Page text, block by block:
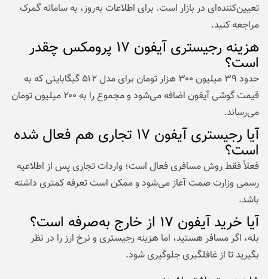
تعیین‌کننده‌ای در بازار است. برای اطلاعات به‌روز، به سامانه گمرک
مراجعه کنید.
هزینه رجیستری آیفون ۱۷ پرومکس چقدر
است؟
حدود ۳۹ میلیون ۳۰۰ هزار تومان برای مدل ۵۱۲ گیگابایتی که به
قیمت گوشی آیفون اضافه می‌شود و مجموع را به ۲۰۰ میلیون تومان
می‌رساند.
آیا رجیستری آیفون ۱۷ تجاری هم فعال شده
است؟
فعلاً فقط روش مسافری فعال است؛ واردات تجاری پس از اطلاعیه
رسمی وزارت صمت آغاز می‌شود و ممکن است تعرفه کمتری داشته
باشد.
آیا خرید آیفون ۱۷ از خارج به‌صرفه است؟
بله، اگر مسافر هستید، اما هزینه رجیستری و نرخ ارز را در نظر
بگیرید تا از غافلگیری جلوگیری شود.